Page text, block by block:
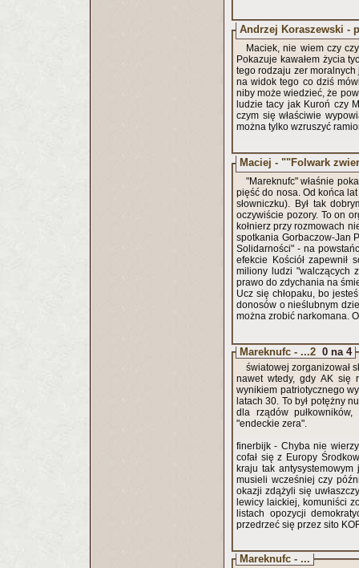
Andrzej Koraszewski -
Maciek, nie wiem czy
Pokazuje kawałem życia
tego rodzaju zer
na widok tego co dziś
niby może wiedzieć, że
ludzie tacy jak Kuroń czy
czym się właściwie
można tylko wzruszyć
Maciej - ""Folwark
"Mareknufc" właśnie
pięść do nosa. Od końca
słowniczku). Był tak
oczywiście pozory. To on
kołnierz przy rozmowach
spotkania Gorbaczow-Jan
Solidarności" - na
efekcie Kościół zapewnił
miliony ludzi "walczących
prawo do zdychania na
Ucz się chłopaku, bo
donosów o nieślubnym
można zrobić narkomana.
Mareknufc - ...2 0 na 4
światowej zorganizował
nawet wtedy, gdy AK się
wynikiem patriotycznego
latach 30. To był potężny
dla rządów
"endeckie zera".
finerbijk - Chyba nie
cofał się z Europy
kraju tak
musieli wcześniej czy
okazji zdążyli się
lewicy laickiej, komuniści
listach opozycji
przedrzeć się przez sito
Mareknufc - ...